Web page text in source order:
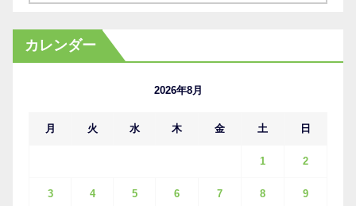
カ
イ
カレンダー
2026年8月
月 火 水 木 金 土 日
1 2
3 4 5 6 7 8 9